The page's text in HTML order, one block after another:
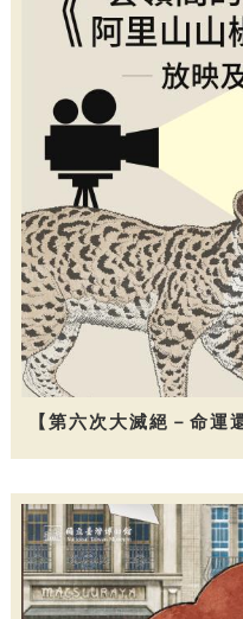
【第六次大滅絕－命運